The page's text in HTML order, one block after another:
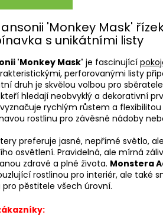
'Monkey Mask'
s unikátními listy
'Monkey Mask' je fascinující
perforovanými listy
druh je skvělou volbou pro
hledají neobvyklý a dekorativní
rychlým růstem a
rostlinu pro závěsné nádoby
preferuje jasné, nepřímé světlo,
osvětlení. Pravidelná, ale mírná
zdravé a plné života. Monstera
rostlinou pro interiér, ale také
pěstitele všech úrovní.